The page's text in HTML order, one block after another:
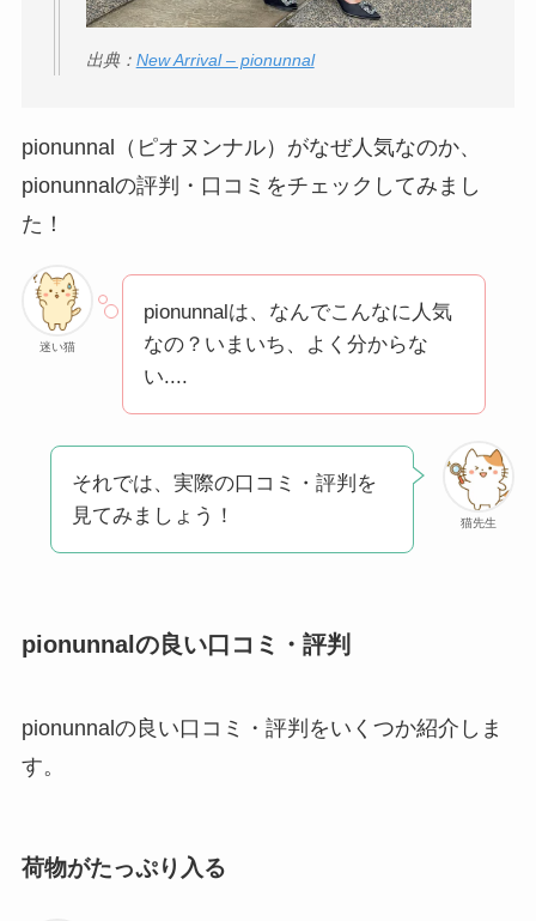
出典： New Arrival – pionunnal
pionunnal（ピオヌンナル）がなぜ人気なのか、
pionunnalの評判・口コミをチェックしてみまし
た！
迷い猫
pionunnalは、なんでこんなに人気
なの？いまいち、よく分からな
い....
猫先生
それでは、実際の口コミ・評判を
見てみましょう！
pionunnalの良い口コミ・評判
pionunnalの良い口コミ・評判をいくつか紹介しま
す。
荷物がたっぷり入る